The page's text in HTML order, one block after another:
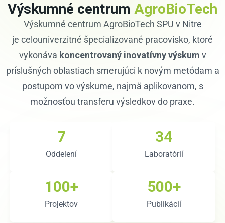
Výskumné centrum AgroBioTech
Výskumné centrum AgroBioTech SPU v Nitre
je celouniverzitné špecializované pracovisko, ktoré
vykonáva koncentrovaný inovatívny výskum v
príslušných oblastiach smerujúci k novým metódam a
postupom vo výskume, najmä aplikovanom, s
možnosťou transferu výsledkov do praxe.
Oddelení
7
Laboratórií
34
Projektov
100+
Publikácií
500+